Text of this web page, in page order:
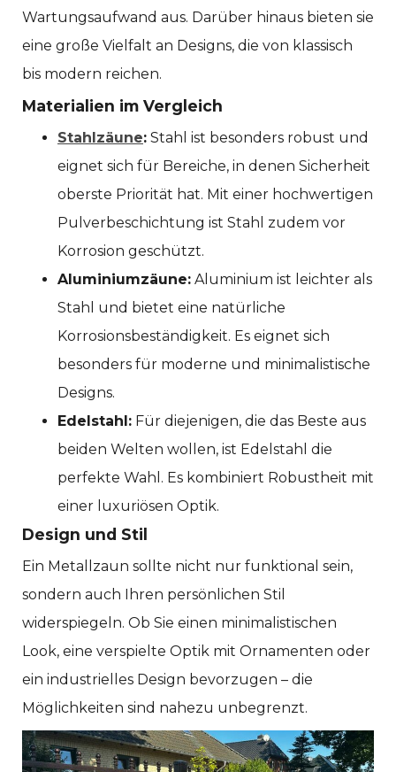
Wartungsaufwand aus. Darüber hinaus bieten sie
eine große Vielfalt an Designs, die von klassisch
bis modern reichen.
Materialien im Vergleich
Stahlzäune: Stahl ist besonders robust und
eignet sich für Bereiche, in denen Sicherheit
oberste Priorität hat. Mit einer hochwertigen
Pulverbeschichtung ist Stahl zudem vor
Korrosion geschützt.
Aluminiumzäune: Aluminium ist leichter als
Stahl und bietet eine natürliche
Korrosionsbeständigkeit. Es eignet sich
besonders für moderne und minimalistische
Designs.
Edelstahl: Für diejenigen, die das Beste aus
beiden Welten wollen, ist Edelstahl die
perfekte Wahl. Es kombiniert Robustheit mit
einer luxuriösen Optik.
Design und Stil
Ein Metallzaun sollte nicht nur funktional sein,
sondern auch Ihren persönlichen Stil
widerspiegeln. Ob Sie einen minimalistischen
Look, eine verspielte Optik mit Ornamenten oder
ein industrielles Design bevorzugen – die
Möglichkeiten sind nahezu unbegrenzt.